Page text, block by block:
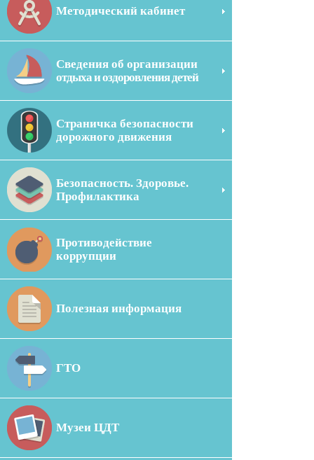
Методический кабинет
Сведения об организации
отдыха и оздоровления детей
Страничка безопасности
дорожного движения
Безопасность. Здоровье.
Профилактика
Противодействие
коррупции
Полезная информация
ГТО
Музеи ЦДТ